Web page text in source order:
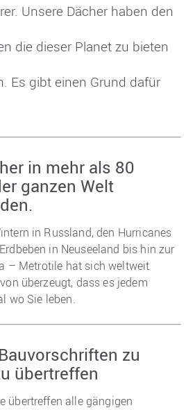
Unsere Dächer haben den
die dieser Planet zu bieten
Es gibt einen Grund dafür
in mehr als 80
ganzen Welt
in Russland, den Hurricanes
in Neuseeland bis hin zur
– Metrotile hat sich weltweit
überzeugt, dass es jedem
wo Sie leben.
zu
übertreffen
übertreffen alle gängigen